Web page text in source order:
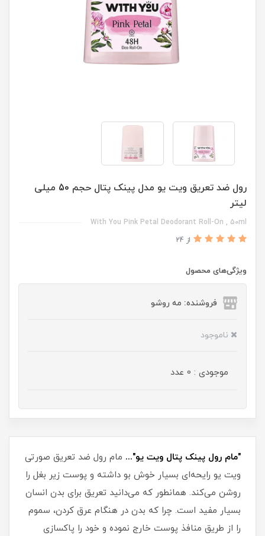
رول ضد تعریق ویت یو مدل پینک پتال حجم 50 میلی
لیتر
With You Pink Petal Deodorant Roll-On , 50ml
از 24
ویژگی‌های محصول
فروشنده: مه رو‌شو
ناموجود
موجودی : 0 عدد
"مام رول پینک پتال ویت یو"... مام رول ضد تعریق صورتی
ویت یو رایحه‌ای بسیار خوش بو داشته و پوست زیر بغل را
روشن می‌کند. همانطور که می‌دانید تعریق برای بدن انسان
بسیار مفید است. چرا که بدن در هنگام عرق کردن، سموم
را از طریق منافذ پوست خارج نموده و خود را پاکسازی